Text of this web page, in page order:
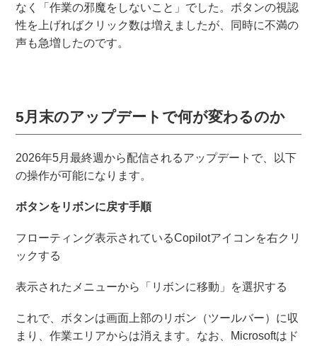
なく「作業の邪魔をしないこと」でした。ボタンの視認
性を上げればクリック数は増えましたが、同時に不満の
声も急増したのです。
5月末のアップデートで何が変わるのか
2026年5月最終週から配信されるアップデートで、以下
の操作が可能になります。
ボタンをリボンに戻す手順
フローティング表示されているCopilotアイコンを右クリ
ックする
表示されたメニューから「リボンに移動」を選択する
これで、ボタンは画面上部のリボン（ツールバー）に収
まり、作業エリアからは消えます。なお、Microsoftはド